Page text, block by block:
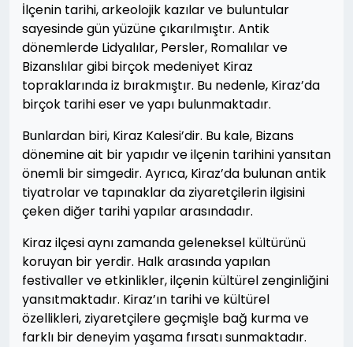
İlçenin tarihi, arkeolojik kazılar ve buluntular
sayesinde gün yüzüne çıkarılmıştır. Antik
dönemlerde Lidyalılar, Persler, Romalılar ve
Bizanslılar gibi birçok medeniyet Kiraz
topraklarında iz bırakmıştır. Bu nedenle, Kiraz’da
birçok tarihi eser ve yapı bulunmaktadır.
Bunlardan biri, Kiraz Kalesi’dir. Bu kale, Bizans
dönemine ait bir yapıdır ve ilçenin tarihini yansıtan
önemli bir simgedir. Ayrıca, Kiraz’da bulunan antik
tiyatrolar ve tapınaklar da ziyaretçilerin ilgisini
çeken diğer tarihi yapılar arasındadır.
Kiraz ilçesi aynı zamanda geleneksel kültürünü
koruyan bir yerdir. Halk arasında yapılan
festivaller ve etkinlikler, ilçenin kültürel zenginliğini
yansıtmaktadır. Kiraz’ın tarihi ve kültürel
özellikleri, ziyaretçilere geçmişle bağ kurma ve
farklı bir deneyim yaşama fırsatı sunmaktadır.